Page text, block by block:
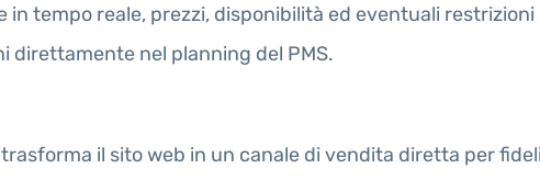
tempo reale, prezzi, disponibilità ed eventuali
direttamente nel planning del PMS.
il sito web in un canale di vendita diretta per